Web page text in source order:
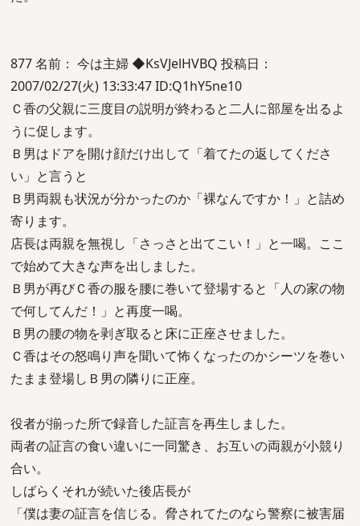
877 名前： 今は主婦 ◆KsVJelHVBQ 投稿日：
2007/02/27(火) 13:33:47 ID:Q1hY5ne10
Ｃ香の父親に三度目の説明が終わると二人に部屋を出るよ
うに促します。
Ｂ男はドアを開け顔だけ出して「着てたの返してくださ
い」と言うと
Ｂ男両親も状況が分かったのか「裸なんですか！」と詰め
寄ります。
店長は両親を無視し「さっさと出てこい！」と一喝。ここ
で始めて大きな声を出しました。
Ｂ男が再びＣ香の服を腰に巻いて登場すると「人の家の物
で何してんだ！」と再度一喝。
Ｂ男の腰の物を剥ぎ取ると床に正座させました。
Ｃ香はその怒鳴り声を聞いて怖くなったのかシーツを巻い
たまま登場しＢ男の隣りに正座。
役者が揃った所で録音した証言を再生しました。
両者の証言の食い違いに一同驚き、お互いの両親が小競り
合い。
しばらくそれが続いた後店長が
「僕は妻の証言を信じる。脅されてたのなら警察に被害届